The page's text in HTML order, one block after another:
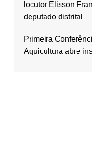
locutor Elisson
deputado distrital
Primeira
Aquicultura abre